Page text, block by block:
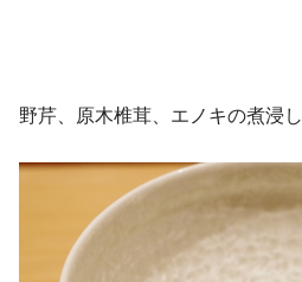
野芹、原木椎茸、エノキの煮浸し